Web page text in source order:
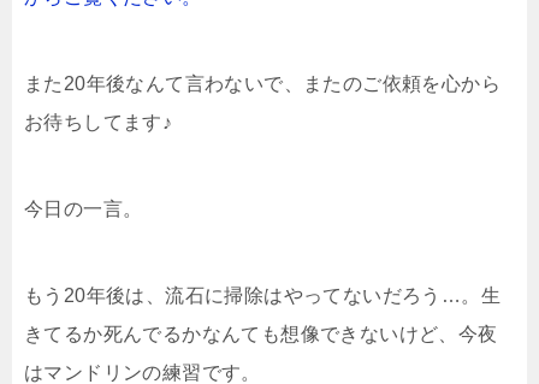
また20年後なんて言わないで、またのご依頼を心から
お待ちしてます♪
今日の一言。
もう20年後は、流石に掃除はやってないだろう…。生
きてるか死んでるかなんても想像できないけど、今夜
はマンドリンの練習です。